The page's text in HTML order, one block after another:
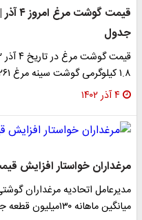
قیمت
جدول
۱.۸ کیلوگرمی گوشت سینه مرغ ۲۶۱ هزار تومان است.
۴ آذر ۱۴۰۲
مرغداران خواستار افزایش
مدیرعامل اتحادیه مرغداران
میانگین ماهانه ۱۳۰میلیون قطعه جوجه‌ریزی در مرغداری‌های…